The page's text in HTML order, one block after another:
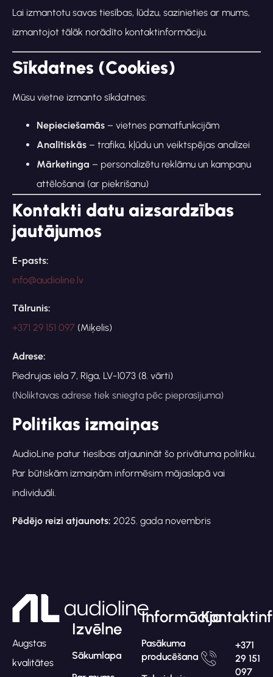
Lai izmantotu savas tiesības, lūdzu, sazinieties ar mums,
izmantojot tālāk norādīto kontaktinformāciju.
Sīkdatnes (Cookies)
Mūsu vietne izmanto sīkdatnes:
Nepieciešamās – vietnes pamatfunkcijām
Analītiskās – trafika, kļūdu un veiktspējas analīzei
Mārketinga – personalizētu reklāmu un kampaņu
attēlošanai (ar piekrišanu)
Kontakti datu aizsardzības
jautājumos
E-pasts:
info@audioline.lv
Tālrunis:
+371 29 151 097 (Miķelis)
Adrese:
Piedrujas iela 7, Rīga, LV-1073 (8. vārti)
(Noliktavas adrese tiek sniegta pēc pieprasījuma)
Politikas izmaiņas
AudioLine patur tiesības atjaunināt šo privātuma politiku.
Par būtiskām izmaiņām informēsim mājaslapā vai
individuāli.
Pēdējo reizi atjaunots: 2025. gada novembris
Augstas
kvalitātes
Izvēlne
Sākumlapa
Informācija
Pasākuma
producēšana
+371
29 151
097